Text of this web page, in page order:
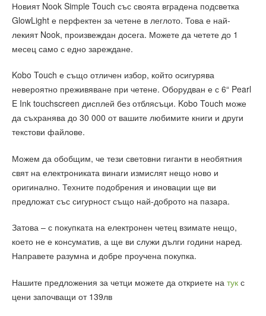
Новият Nook Simple Touch със своята вградена подсветка
GlowLight е перфектен за четене в леглото. Това е най-
лекият Nook, произвеждан досега. Можете да четете до 1
месец само с едно зареждане.
Kobo Touch е също отличен избор, който осигурява
невероятно преживяване при четене. Оборудван е с 6“ Pearl
E Ink touchscreen дисплей без отблясъци. Kobo Touch може
да съхранява до 30 000 от вашите любимите книги и други
текстови файлове.
Можем да обобщим, че тези световни гиганти в необятния
свят на електрониката винаги измислят нещо ново и
оригинално. Техните подобрения и иновации ще ви
предложат със сигурност също най-доброто на пазара.
Затова – с покупката на електронен четец взимате нещо,
което не е консуматив, а ще ви служи дълги години наред.
Направете разумна и добре проучена покупка.
Нашите предложения за четци можете да откриете на тук с
цени започващи от 139лв